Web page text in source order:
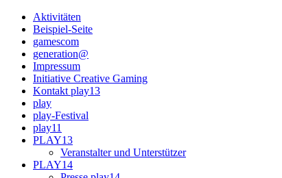
Aktivitäten
Beispiel-Seite
gamescom
generation@
Impressum
Initiative Creative Gaming
Kontakt play13
play
play-Festival
play11
PLAY13
Veranstalter und Unterstützer
PLAY14